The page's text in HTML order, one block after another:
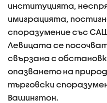
институцията,
имиграцията,
споразумение със
Левицата се
свързана с
опазването на
търговски
Вашингтон.